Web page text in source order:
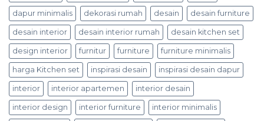
dapur minimalis dekorasi rumah desain desain furniture
desain interior desain interior rumah desain kitchen set
design interior furnitur furniture furniture minimalis
harga Kitchen set inspirasi desain inspirasi desain dapur
interior interior apartemen interior desain
interior design interior furniture interior minimalis